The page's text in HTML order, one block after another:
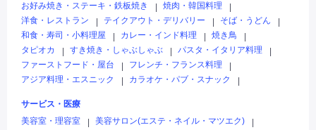
お好み焼き・ステーキ・鉄板焼き 焼肉・韓国料理
洋食・レストラン
テイクアウト・デリバリー そば・うどん
和食・寿司・小料理屋
カレー・インド料理 焼き鳥
タピオカ
すき焼き・しゃぶしゃぶ パスタ・イタリア料理
ファーストフード・屋台
フレンチ・フランス料理
アジア料理・エスニック
カラオケ・パブ・スナック
サービス・医療
美容室・理容室
美容サロン(エステ・ネイル・マツエク)